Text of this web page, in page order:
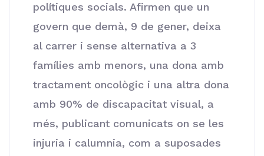
polítiques socials. Afirmen que un
govern que demà, 9 de gener, deixa
al carrer i sense alternativa a 3
famílies amb menors, una dona amb
tractament oncològic i una altra dona
amb 90% de discapacitat visual, a
més, publicant comunicats on se les
injuria i calumnia, com a suposades